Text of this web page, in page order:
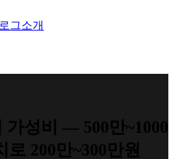
그소개
가성비 — 500만~1000
200만~300만원